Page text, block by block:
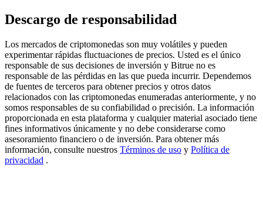
Register & Trade to Win 500,000 USDT
Precious Metals Trading Carnival
Trade Gold & Silver · 33,333 USDT Bonus
USDT New User Exclusive 10% APR
USDT Flexible Staking | Daily Rewards
Descargo de responsabilidad
Los mercados de criptomonedas son muy volátiles y pueden
experimentar rápidas fluctuaciones de precios. Usted es el único
responsable de sus decisiones de inversión y Bitrue no es
responsable de las pérdidas en las que pueda incurrir. Dependemos
de fuentes de terceros para obtener precios y otros datos
relacionados con las criptomonedas enumeradas anteriormente, y no
somos responsables de su confiabilidad o precisión. La información
proporcionada en esta plataforma y cualquier material asociado tiene
fines informativos únicamente y no debe considerarse como
asesoramiento financiero o de inversión. Para obtener más
información, consulte nuestros Términos de uso y Política de
privacidad .